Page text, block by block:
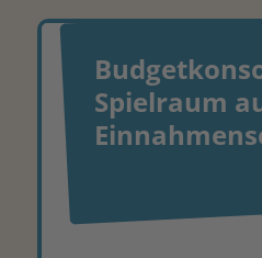
Spielraum